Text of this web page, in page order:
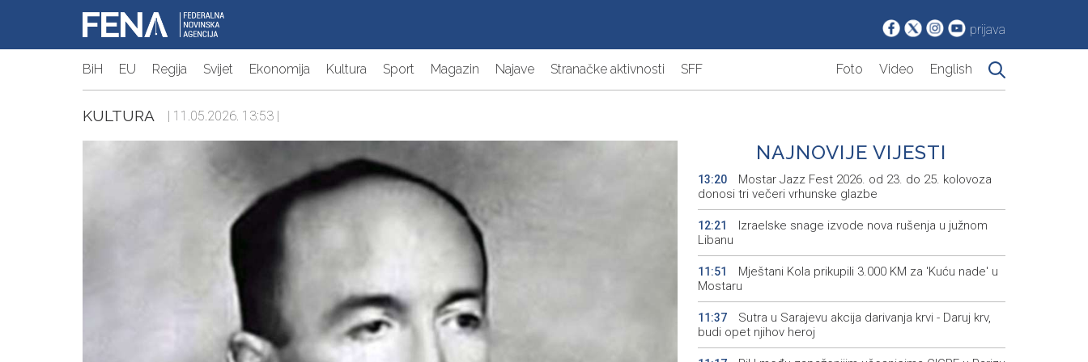
prijava
BiH EU Regija Svijet Ekonomija Kultura Sport Magazin Najave Stranačke aktivnosti SFF Foto Video English
KULTURA | 11.05.2026. 13:53 |
NAJNOVIJE VIJESTI
13:20
Mostar Jazz Fest 2026. od 23. do 25. kolovoza
donosi tri večeri vrhunske glazbe
12:21
Izraelske snage izvode nova rušenja u južnom
Libanu
11:51
Mještani Kola prikupili 3.000 KM za 'Kuću nade' u
Mostaru
11:37
Sutra u Sarajevu akcija darivanja krvi - Daruj krv,
budi opet njihov heroj